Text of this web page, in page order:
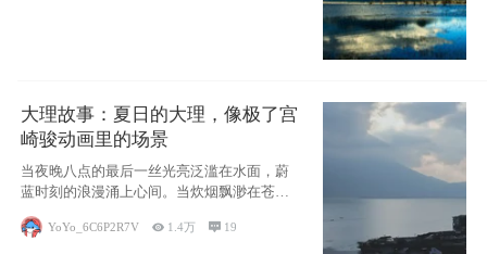
大理故事：夏日的大理，像极了宫
崎骏动画里的场景
当夜晚八点的最后一丝光亮泛滥在水面，蔚
蓝时刻的浪漫涌上心间。当炊烟飘渺在苍山
YoYo_6C6P2R7V  1.4万  19